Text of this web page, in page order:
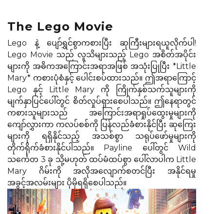
The Lego Movie
Lego နဲ့ ပျော်ရွှင်စွာကစားပြီး ဆုကြီးများရယူလိုက်ပါ!
Lego Movie သည် လူသိများသည့် Lego အစိတ်အပိုင်း
များကို အဓိကအကြောင်းအရာအဖြစ် အသုံးပြုပြီး *Little
Mary* ကစားပုံစံနှင့် ပေါင်းစပ်ထားသည်။ ဤအရာကြောင့်
Lego နှင့် Little Mary ကို ကြိုက်နှစ်သက်သူများကို
မျက်နှာပြင်ပေါ်တွင် စိတ်လှုပ်ရှားစေပါသည်။ ဤနေရာတွင်
ကစားသူများသည် အကြောင်းအရာရှုပ်ထွေးမှုများကို
ကျော်လွှားကာ ကလပ်စစ်ကို ပြန်လည်ခံစားနိုင်ပြီး ဆုကြေး
များကို ရရှိနိုင်သည့် အသစ်စွာ သရုပ်ဖော်မှုများကို
တိုက်ရိုက်ခံစားနိုင်ပါသည်။ Payline ပေါ်တွင် Wild
သင်္ကေတ 3 ခု သို့မဟုတ် ထပ်မံထပ်စွာ ပေါ်လာပါက Little
Mary ဂိမ်းကို အလိုအလျောက်စတင်ပြီး အနိုင်ရမှု
အခွင့်အလမ်းများ ပိုမိုရရှိစေပါသည်။